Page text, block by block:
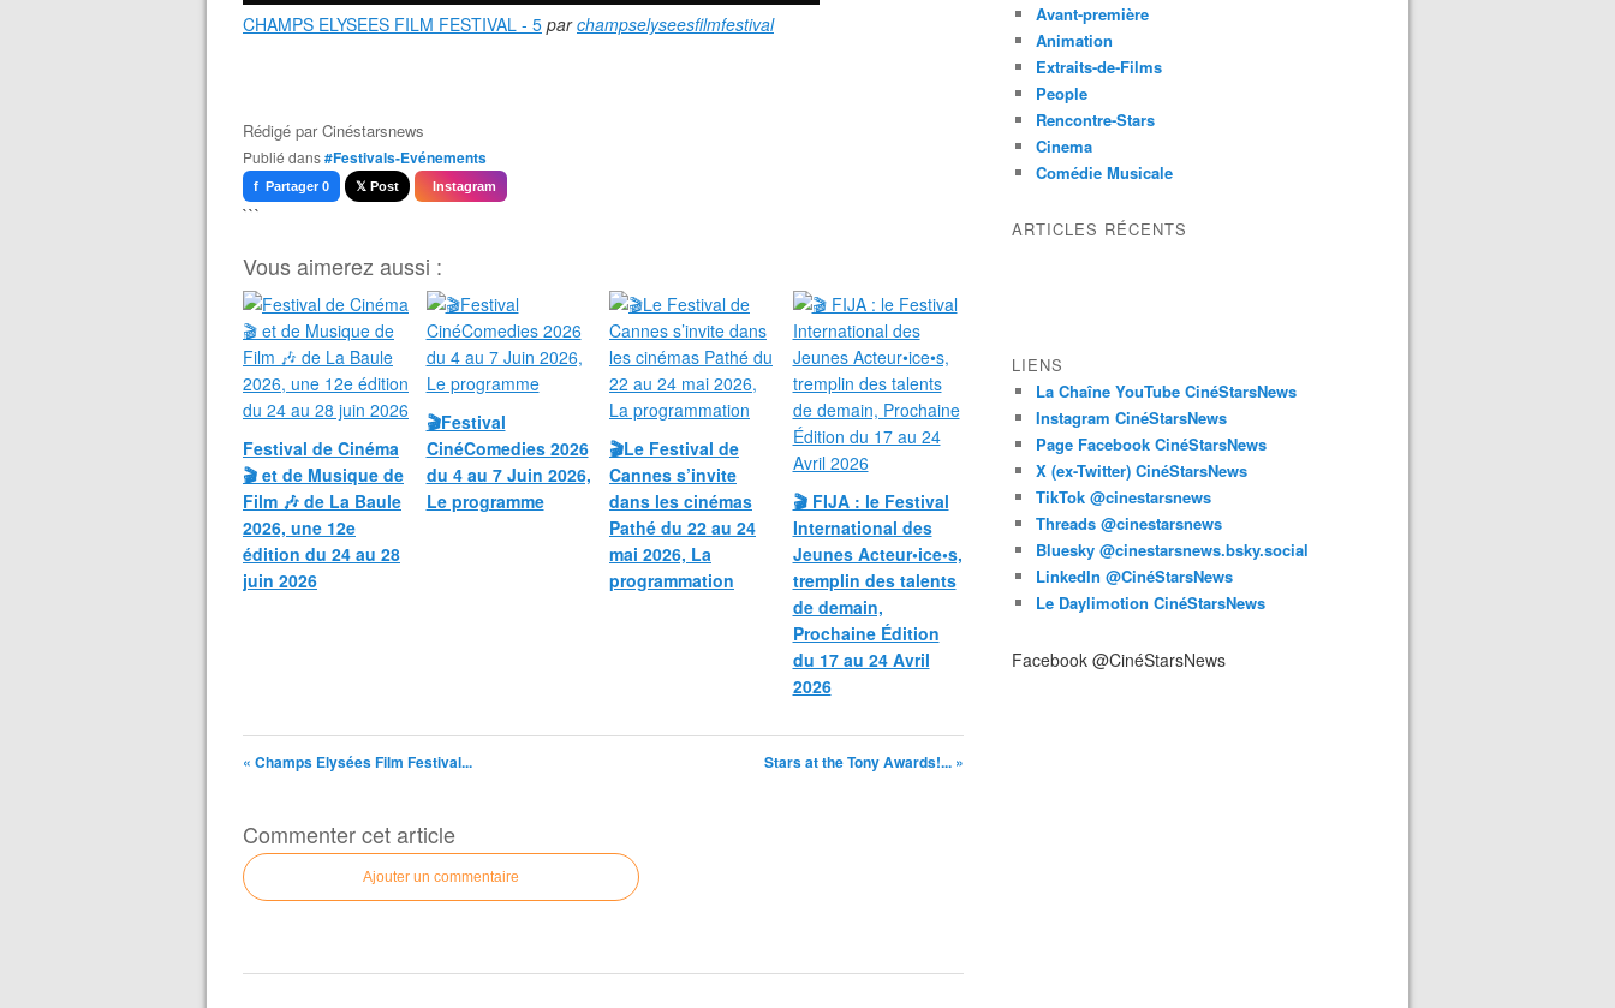
CHAMPS ELYSEES FILM FESTIVAL - 5 parchampselyseesfilmfestival
Rédigé parCinéstarsnews
Publié dans#Festivals-Evénements
f Partager 0 𝕏 Post Instagram
```
Vous aimerez aussi :
Festival de Cinéma
🎬 et de Musique de
Film 🎶 de La Baule
2026, une 12e
édition du 24 au 28
juin 2026
🎬Festival
CinéComedies 2026
du 4 au 7 Juin 2026,
Le programme
🎬Le Festival de
Cannes s’invite
dans les cinémas
Pathé du 22 au 24
mai 2026, La
programmation
🎬 FIJA : le Festival
International des
Jeunes Acteur•ice•s,
tremplin des talents
de demain,
Prochaine Édition
du 17 au 24 Avril
2026
« Champs Elysées Film Festival... Stars at the Tony Awards!... »
Commenter cet article
Ajouter un commentaire
Avant-première
Animation
Extraits-de-Films
People
Rencontre-Stars
Cinema
Comédie Musicale
ARTICLES RÉCENTS
LIENS
La Chaîne YouTube CinéStarsNews
Instagram CinéStarsNews
Page Facebook CinéStarsNews
X (ex-Twitter) CinéStarsNews
TikTok @cinestarsnews
Threads @cinestarsnews
Bluesky @cinestarsnews.bsky.social‬
LinkedIn @CinéStarsNews
Le Daylimotion CinéStarsNews
Facebook @CinéStarsNews